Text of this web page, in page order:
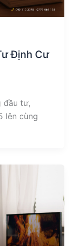
Định Cư
đầu tư,
lên cùng